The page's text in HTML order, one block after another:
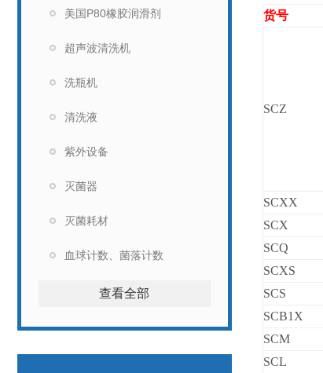
美国P80橡胶润滑剂
超声波清洗机
洗瓶机
清洗液
紫外设备
灭菌器
灭菌耗材
血球计数、菌落计数
查看全部
货号
SCZ
SCXX
SCX
SCQ
SCXS
SCS
SCB1X
SCM
SCL